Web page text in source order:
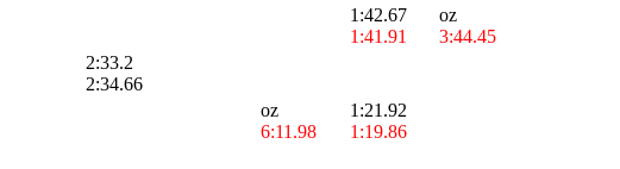
1:42.67
1:41.91
oz
3:44.45
2:33.2
2:34.66
oz
6:11.98
1:21.92
1:19.86